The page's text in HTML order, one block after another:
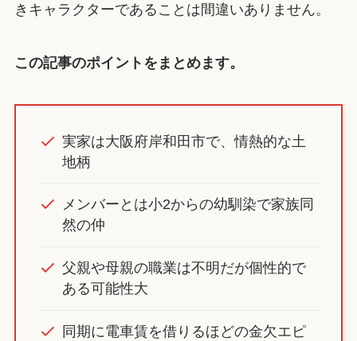
きキャラクターであることは間違いありません。
この記事のポイントをまとめます。
実家は大阪府岸和田市で、情熱的な土
地柄
メンバーとは小2からの幼馴染で家族同
然の仲
父親や母親の職業は不明だが個性的で
ある可能性大
同期に電車賃を借りるほどの金欠エピ